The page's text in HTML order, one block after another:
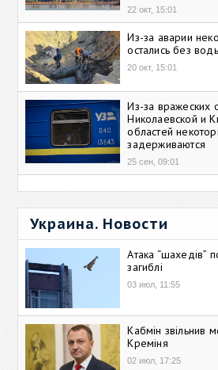
22 окт, 15:01
Из-за аварии
остались без
20 окт, 15:01
Из-за вражеских
Николаевской и
областей
задерживаются
25 сен, 09:01
Украина. Новости
Атака “шахедів”
загиблі
03 июл, 11:55
Кабмін звільнив
Креміня
02 июл, 17:25